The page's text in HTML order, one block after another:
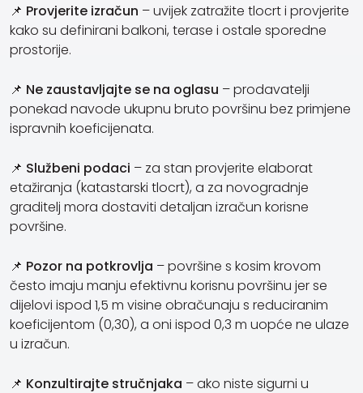
📌 Provjerite izračun – uvijek zatražite tlocrt i provjerite
kako su definirani balkoni, terase i ostale sporedne
prostorije.
📌 Ne zaustavljajte se na oglasu – prodavatelji
ponekad navode ukupnu bruto površinu bez primjene
ispravnih koeficijenata.
📌 Službeni podaci – za stan provjerite elaborat
etažiranja (katastarski tlocrt), a za novogradnje
graditelj mora dostaviti detaljan izračun korisne
površine.
📌 Pozor na potkrovlja – površine s kosim krovom
često imaju manju efektivnu korisnu površinu jer se
dijelovi ispod 1,5 m visine obračunaju s reduciranim
koeficijentom (0,30), a oni ispod 0,3 m uopće ne ulaze
u izračun.
📌 Konzultirajte stručnjaka – ako niste sigurni u